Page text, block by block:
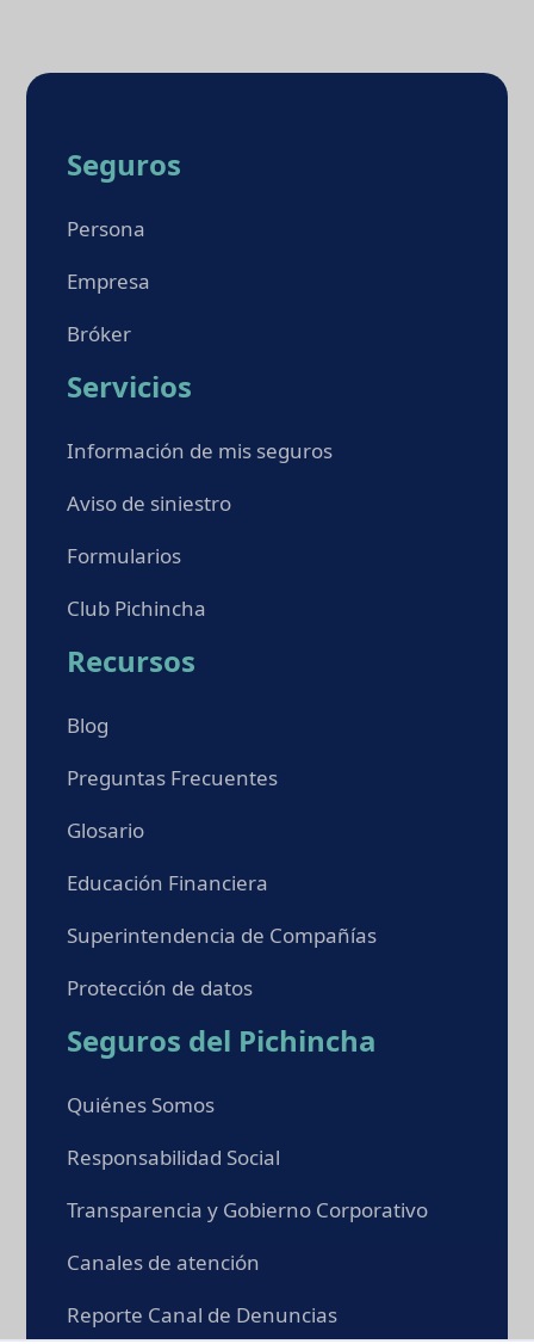
Seguros
Persona
Empresa
Bróker
Servicios
Información de mis seguros
Aviso de siniestro
Formularios
Club Pichincha
Recursos
Blog
Preguntas Frecuentes
Glosario
Educación Financiera
Superintendencia de Compañías
Protección de datos
Seguros del Pichincha
Quiénes Somos
Responsabilidad Social
Transparencia y Gobierno Corporativo
Canales de atención
Reporte Canal de Denuncias